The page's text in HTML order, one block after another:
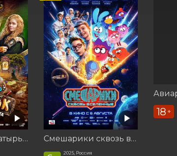
Последний богатырь. Колобок Смешарики сквозь вселенные
2025, Россия
18 +